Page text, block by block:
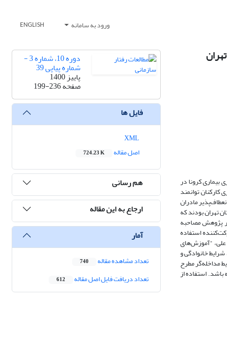
ورود به سامانه ENGLISH
بیماری کرونا در
کارکنان توانمند
مادران
تهران بودند که
با 32 نفر از آنها مصاحبه شد. ابزار پژوهش مصاحبه
استفاده
علی، "آموزش‌های
خانوادگی و
مداخله‌گر مطرح
استفاده از
دوره 10، شماره 3 -
شماره پیاپی 39
پاییز 1400
صفحه199-236
فایل ها
اصل مقاله
724.23 K
هم رسانی
ارجاع به این مقاله
آمار
تعداد مشاهده مقاله 740
تعداد دریافت فایل اصل مقاله 612